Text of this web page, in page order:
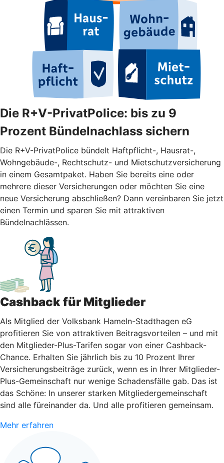
Die R+V-PrivatPolice: bis zu 9
Prozent Bündelnachlass sichern
Die R+V-PrivatPolice bündelt Haftpflicht-, Hausrat-,
Wohngebäude-, Rechtschutz- und Mietschutzversicherung
in einem Gesamtpaket. Haben Sie bereits eine oder
mehrere dieser Versicherungen oder möchten Sie eine
neue Versicherung abschließen? Dann vereinbaren Sie jetzt
einen Termin und sparen Sie mit attraktiven
Bündelnachlässen.
Cashback für Mitglieder
Als Mitglied der Volksbank Hameln-Stadthagen eG
profitieren Sie von attraktiven Beitragsvorteilen – und mit
den Mitglieder-Plus-Tarifen sogar von einer Cashback-
Chance. Erhalten Sie jährlich bis zu 10 Prozent Ihrer
Versicherungsbeiträge zurück, wenn es in Ihrer Mitglieder-
Plus-Gemeinschaft nur wenige Schadensfälle gab. Das ist
das Schöne: In unserer starken Mitgliedergemeinschaft
sind alle füreinander da. Und alle profitieren gemeinsam.
Mehr erfahren